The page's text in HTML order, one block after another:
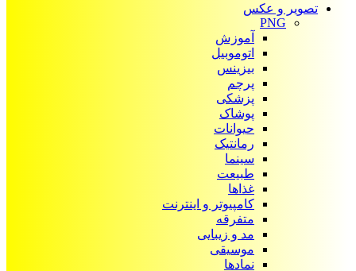
تصویر و عکس
PNG
آموزش
اتوموبیل
بیزینس
پرچم
پزشکی
پوشاک
حیوانات
رمانتیک
سینما
طبیعت
غذاها
کامپیوتر و اینترنت
متفرقه
مد و زیبایی
موسیقی
نمادها